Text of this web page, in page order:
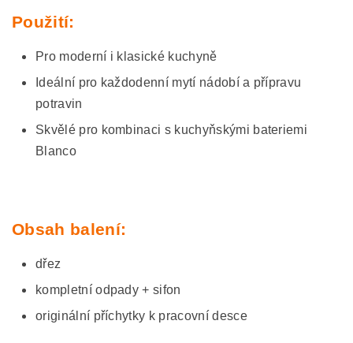
Použití:
Pro moderní i klasické kuchyně
Ideální pro každodenní mytí nádobí a přípravu
potravin
Skvělé pro kombinaci s kuchyňskými bateriemi
Blanco
Obsah balení:
dřez
kompletní odpady + sifon
originální příchytky k pracovní desce